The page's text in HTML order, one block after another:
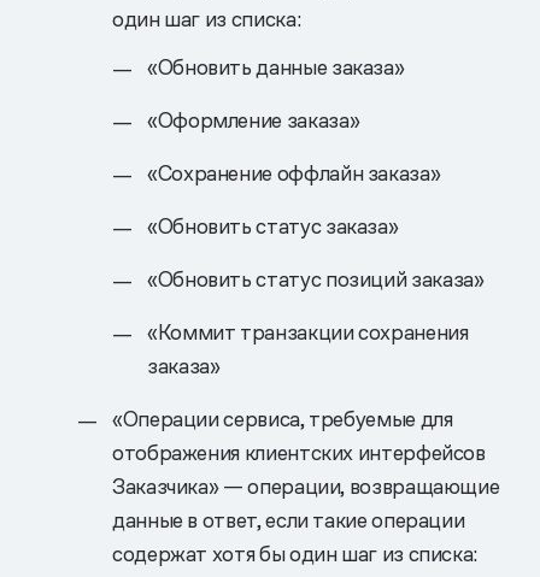
один шаг из списка:
«Обновить данные заказа»
«Оформление заказа»
«Сохранение оффлайн заказа»
«Обновить статус заказа»
«Обновить статус позиций заказа»
«Коммит транзакции сохранения
заказа»
«Операции сервиса, требуемые для
отображения клиентских интерфейсов
Заказчика» — операции, возвращающие
данные в ответ, если такие операции
содержат хотя бы один шаг из списка: